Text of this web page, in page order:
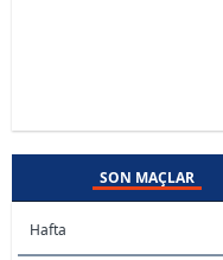
SON MAÇLAR
Hafta